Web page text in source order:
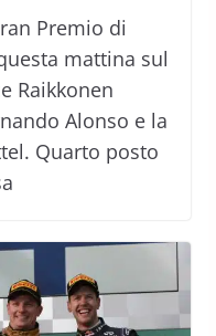
Premio di
mattina sul
Raikkonen
Alonso e la
Quarto posto